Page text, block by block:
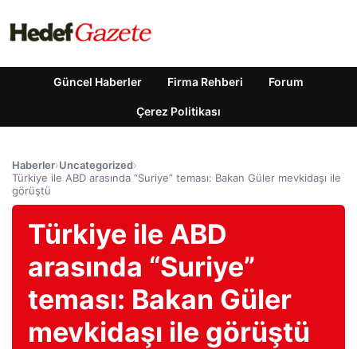
Güncel Haberler Firma Rehberi Forum
Çerez Politikası
Haberler›Uncategorized›
Türkiye ile ABD arasında “Suriye” teması: Bakan Güler mevkidaşı ile
görüştü
Türkiye ile ABD
arasında “Suriye”
teması: Bakan Güler
mevkidaşı ile görüştü